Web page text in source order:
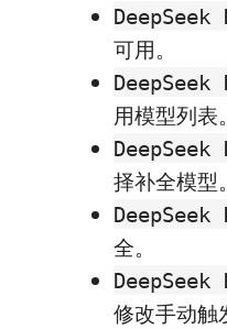
可用。
用模型列表。
择补全模型。
全。
修改手动触